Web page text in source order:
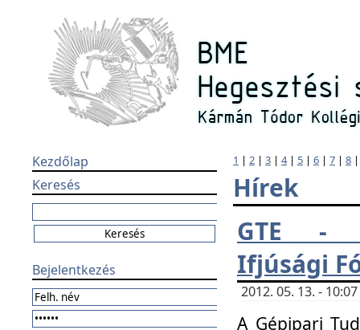
Kezdőlap
Keresés
Bejelentkezés
1 | 2 | 3 | 4| 5 | 6 | 7 | 8
Hírek
GTE -
Ifjúsági
2012. 05. 13. -
A Gépipari